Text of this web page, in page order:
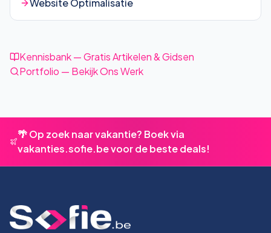
Website Optimalisatie
Kennisbank — Gratis Artikelen & Gidsen
Portfolio — Bekijk Ons Werk
🌴 Op zoek naar vakantie? Boek via
vakanties.sofie.be voor de beste deals!